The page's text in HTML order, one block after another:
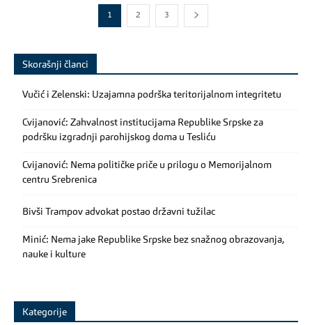
1 2 3
Skorašnji članci
Vučić i Zelenski: Uzajamna podrška teritorijalnom integritetu
Cvijanović: Zahvalnost institucijama Republike Srpske za
podršku izgradnji parohijskog doma u Tesliću
Cvijanović: Nema političke priče u prilogu o Memorijalnom
centru Srebrenica
Bivši Trampov advokat postao državni tužilac
Minić: Nema jake Republike Srpske bez snažnog obrazovanja,
nauke i kulture
Kategorije